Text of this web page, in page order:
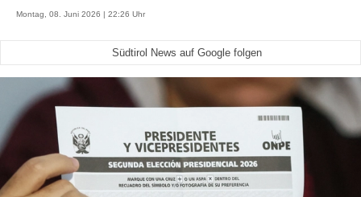
Montag, 08. Juni 2026 | 22:26 Uhr
Südtirol News auf Google folgen